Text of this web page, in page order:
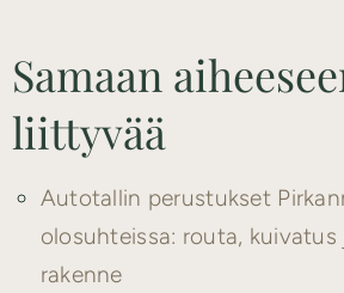
Samaan
liittyvää
Autotallin perustukset
olosuhteissa: routa, kuivatus
rakenne